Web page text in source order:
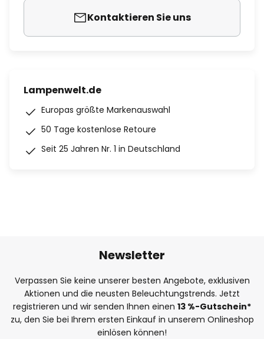
Kontaktieren Sie uns
Lampenwelt.de
Europas größte Markenauswahl
50 Tage kostenlose Retoure
Seit 25 Jahren Nr. 1 in Deutschland
Newsletter
Verpassen Sie keine unserer besten Angebote, exklusiven
Aktionen und die neusten Beleuchtungstrends. Jetzt
registrieren und wir senden Ihnen einen 13 %-Gutschein*
zu, den Sie bei Ihrem ersten Einkauf in unserem Onlineshop
einlösen können!